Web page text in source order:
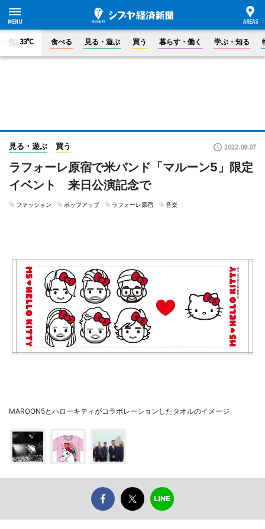
33°C 食べる 見る・遊ぶ 買う 暮らす・働く 学ぶ・知る
見る・遊ぶ 買う 2022.09.07
ラフォーレ原宿で米バンド「マルーン5」限定
イベント 来日公演記念で
ファッション ポップアップ ラフォーレ原宿 音楽
MAROON5とハローキティがコラボレーションしたタオルのイメージ